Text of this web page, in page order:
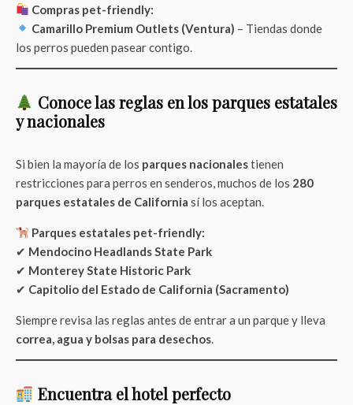
Compras pet-friendly:
Camarillo Premium Outlets (Ventura) – Tiendas donde
los perros pueden pasear contigo.
Conoce las reglas en los parques estatales
y nacionales
Si bien la mayoría de los parques nacionalestienen
restricciones para perros en senderos, muchos de los 280
parques estatales de California sí los aceptan.
Parques estatales pet-friendly:
✔ Mendocino Headlands State Park
✔ Monterey State Historic Park
✔ Capitolio del Estado de California (Sacramento)
Siempre revisa las reglas antes de entrar a un parque y lleva
correa, agua y bolsas para desechos.
Encuentra el hotel perfecto